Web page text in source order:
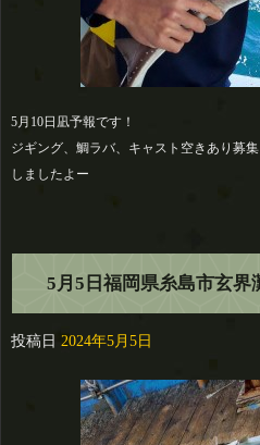
5月10日凪予報です！
ジギング、鯛ラバ、キャスト空きあり募
しましたよー
5月5日福岡県糸島市玄界
投稿日 2024年5月5日